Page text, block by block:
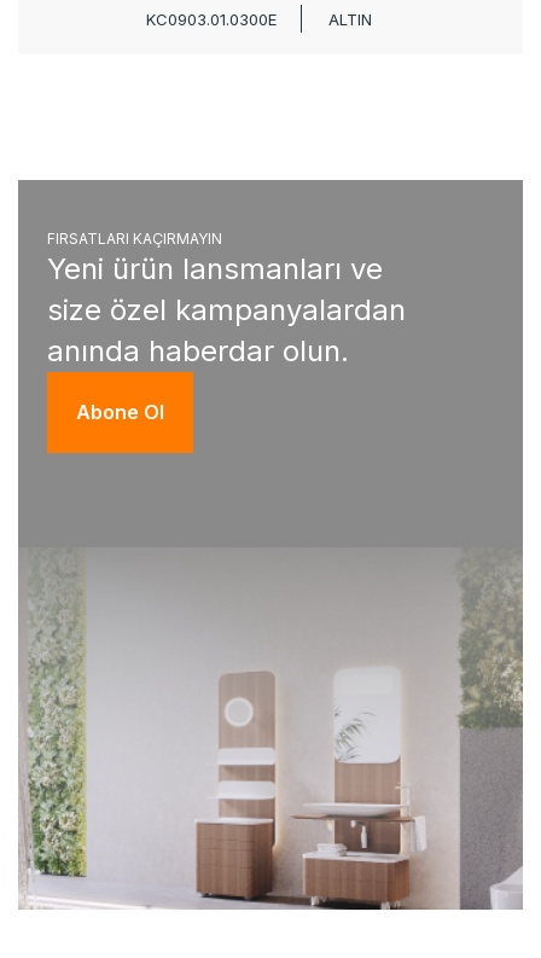
KC0903.01.0300E ALTIN
FIRSATLARI KAÇIRMAYIN
Yeni ürün lansmanları ve
size özel kampanyalardan
anında haberdar olun.
Abone Ol